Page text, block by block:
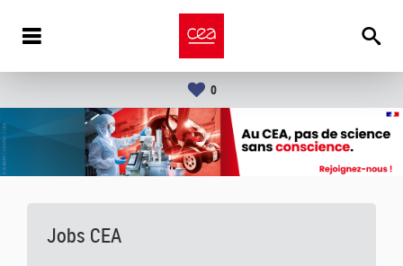
0
Jobs CEA